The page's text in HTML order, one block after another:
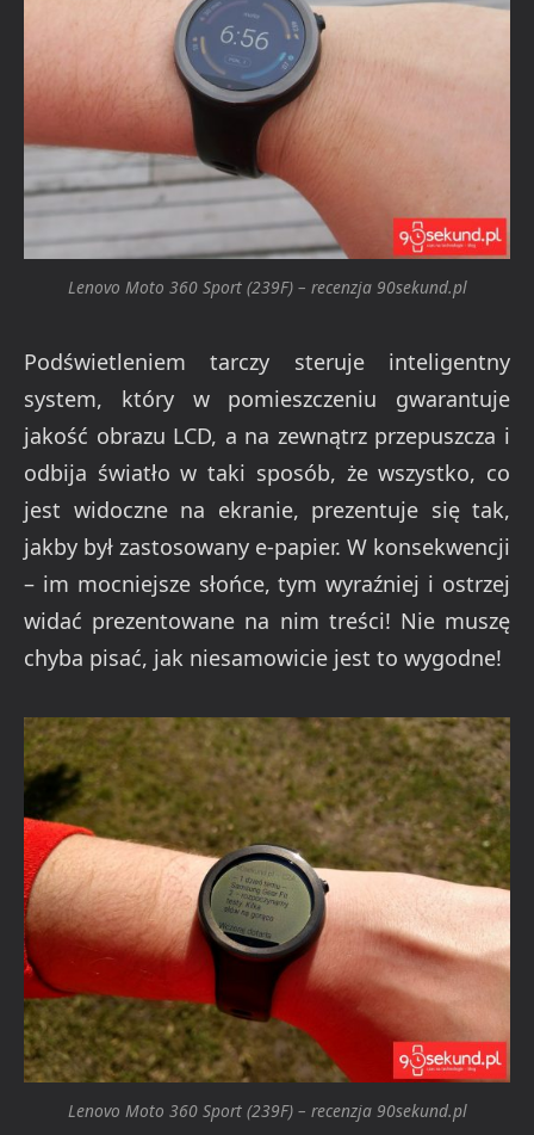
Lenovo Moto 360 Sport (239F) – recenzja 90sekund.pl
Podświetleniem tarczy steruje inteligentny
system, który w pomieszczeniu gwarantuje
jakość obrazu LCD, a na zewnątrz przepuszcza i
odbija światło w taki sposób, że wszystko, co
jest widoczne na ekranie, prezentuje się tak,
jakby był zastosowany e-papier. W konsekwencji
– im mocniejsze słońce, tym wyraźniej i ostrzej
widać prezentowane na nim treści! Nie muszę
chyba pisać, jak niesamowicie jest to wygodne!
Lenovo Moto 360 Sport (239F) – recenzja 90sekund.pl